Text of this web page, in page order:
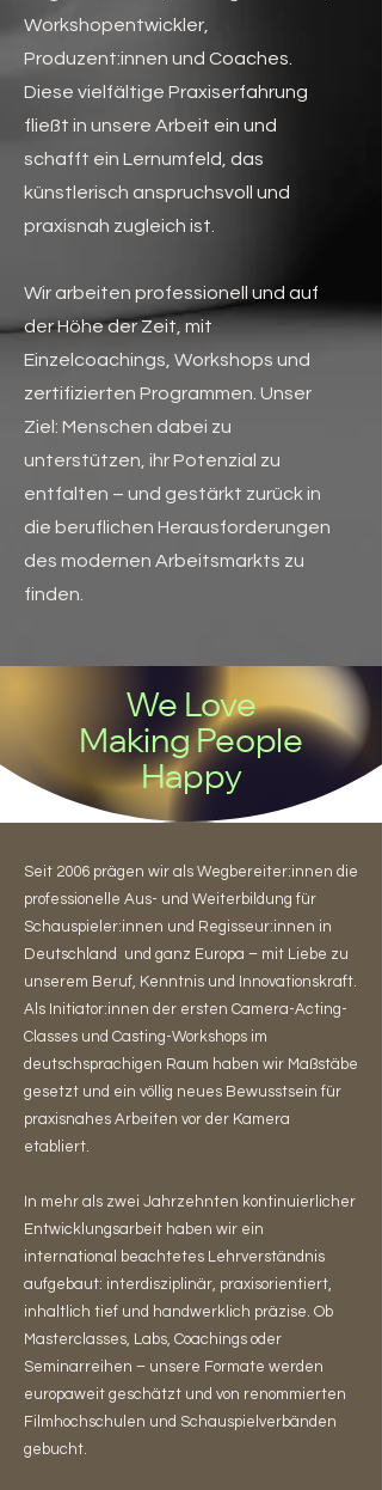
Workshopentwickler,
Produzent:innen und Coaches.
Diese vielfältige Praxiserfahrung
fließt in unsere Arbeit ein und
schafft ein Lernumfeld, das
künstlerisch anspruchsvoll und
praxisnah zugleich ist.
Wir arbeiten professionell und auf
der Höhe der Zeit, mit
Einzelcoachings, Workshops und
zertifizierten Programmen. Unser
Ziel: Menschen dabei zu
unterstützen, ihr Potenzial zu
entfalten – und gestärkt zurück in
die beruflichen Herausforderungen
des modernen Arbeitsmarkts zu
finden.
We Love
Making People
Happy
Seit 2006 prägen wir als Wegbereiter:innen die
professionelle Aus- und Weiterbildung für
Schauspieler:innen und Regisseur:innen in
Deutschland und ganz Europa – mit Liebe zu
unserem Beruf, Kenntnis und Innovationskraft.
Als Initiator:innen der ersten Camera-Acting-
Classes und Casting-Workshops im
deutschsprachigen Raum haben wir Maßstäbe
gesetzt und ein völlig neues Bewusstsein für
praxisnahes Arbeiten vor der Kamera
etabliert.
In mehr als zwei Jahrzehnten kontinuierlicher
Entwicklungsarbeit haben wir ein
international beachtetes Lehrverständnis
aufgebaut: interdisziplinär, praxisorientiert,
inhaltlich tief und handwerklich präzise. Ob
Masterclasses, Labs, Coachings oder
Seminarreihen – unsere Formate werden
europaweit geschätzt und von renommierten
Filmhochschulen und Schauspielverbänden
gebucht.